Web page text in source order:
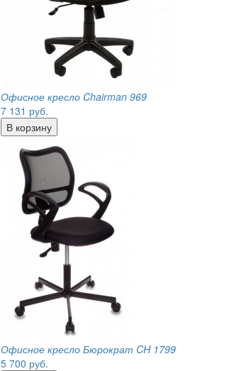
Офисное кресло Chairman 969
7 131 руб.
Офисное кресло Бюрократ CH 1799
5 700 руб.